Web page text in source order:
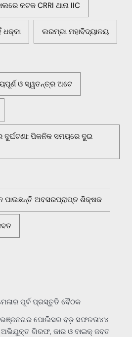
କଟକ CRRI ଥାନା IIC
ଧକ୍କା ଲରମ୍ଭା ମହାବିଦ୍ୟାଳୟ
ଓ ସ୍ୱତନ୍ତ୍ର ଅଟେ
ଦୁର୍ଘଟଣା: ପିକନିକ ସମୟରେ ଦୁଇ
ପାଉଛନ୍ତି ଅବସରପ୍ରାପ୍ତ ଶିକ୍ଷକ
ମେଳାର ପୂର୍ବ ପ୍ରସ୍ତୁତି ବୈଠକ
ପୋଲିସର ବଡ଼ ସଫଳତା୪୪
ଅଭିଯୁକ୍ତ ଗିରଫ, କାର ଓ ବାଇକ୍ ଜବତ